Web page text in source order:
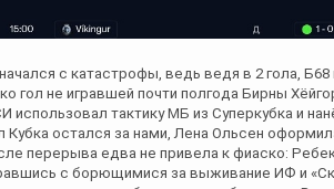
с катастрофы, ведь ведя в 2 гола,
гол не игравшей почти полгода Бирны
использовал тактику МБ из Суперкубка и
остался за нами, Лена Ольсен
перерыва едва не привела к фиаско:
с борющимися за выживание ИФ и